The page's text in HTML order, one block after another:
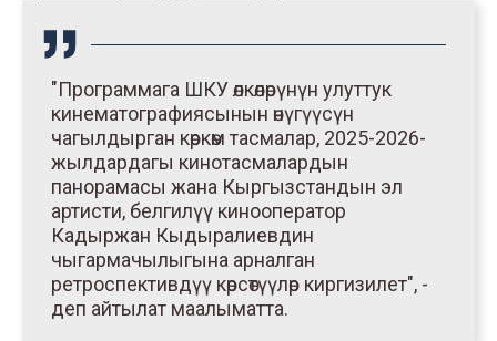
"Программага ШКУ өлкөлөрүнүн улуттук
кинематографиясынын өнүгүүсүн
чагылдырган көркөм тасмалар, 2025-2026-
жылдардагы кинотасмалардын
панорамасы жана Кыргызстандын эл
артисти, белгилүү кинооператор
Кадыржан Кыдыралиевдин
чыгармачылыгына арналган
ретроспективдүү көрсөтүүлөр киргизилет", -
деп айтылат маалыматта.